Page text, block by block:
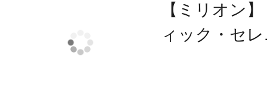
【ミリオン
ィック・セ